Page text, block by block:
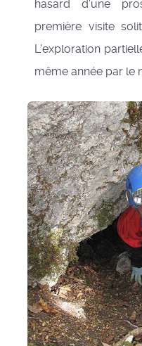
hasard d'une
première visite
L'exploration
même année par le